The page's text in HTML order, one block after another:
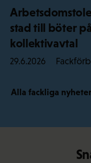
stad till böter
kollektivavtal
29.6.2026
Alla fackliga nyheter